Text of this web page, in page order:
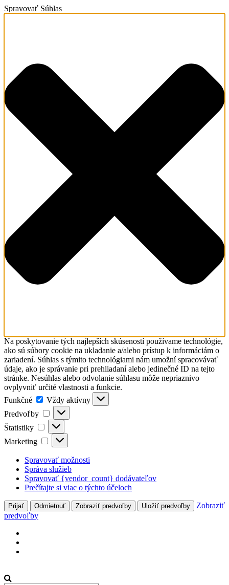
Spravovať Súhlas
Na poskytovanie tých najlepších skúseností používame technológie,
ako sú súbory cookie na ukladanie a/alebo prístup k informáciám o
zariadení. Súhlas s týmito technológiami nám umožní spracovávať
údaje, ako je správanie pri prehliadaní alebo jedinečné ID na tejto
stránke. Nesúhlas alebo odvolanie súhlasu môže nepriaznivo
ovplyvniť určité vlastnosti a funkcie.
Funkčné
Funkčné
Vždy aktívny
Predvoľby
Predvoľby
Štatistiky Štatistiky
Marketing Marketing
Spravovať možnosti
Správa služieb
Spravovať {vendor_count} dodávateľov
Prečítajte si viac o týchto účeloch
Prijať Odmietnuť Zobraziť predvoľby Uložiť predvoľby
Zobraziť
predvoľby